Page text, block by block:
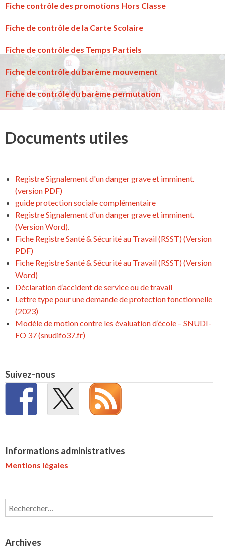
Fiche contrôle des promotions Hors Classe
Fiche de contrôle de la Carte Scolaire
Fiche de contrôle des Temps Partiels
Fiche de contrôle du barème mouvement
Fiche de contrôle du barème permutation
Documents utiles
Registre Signalement d'un danger grave et imminent.
(version PDF)
guide protection sociale complémentaire
Registre Signalement d'un danger grave et imminent.
(Version Word).
Fiche Registre Santé & Sécurité au Travail (RSST) (Version
PDF)
Fiche Registre Santé & Sécurité au Travail (RSST) (Version
Word)
Déclaration d’accident de service ou de travail
Lettre type pour une demande de protection fonctionnelle
(2023)
Modèle de motion contre les évaluation d’école – SNUDI-
FO 37 (snudifo37.fr)
Suivez-nous
Informations administratives
Mentions légales
Rechercher :
Archives